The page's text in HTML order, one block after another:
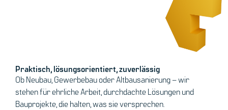
Praktisch, lösungsorientiert, zuverlässig
Ob Neubau, Gewerbebau oder Altbausanierung – wir
stehen für ehrliche Arbeit, durchdachte Lösungen und
Bauprojekte, die halten, was sie versprechen.